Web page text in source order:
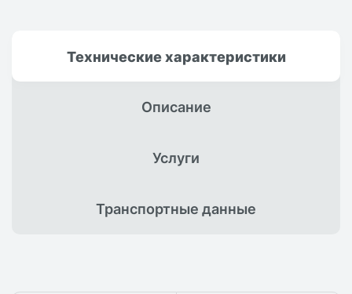
Техническиехарактеристики
Описание
Услуги
Транспортныеданные